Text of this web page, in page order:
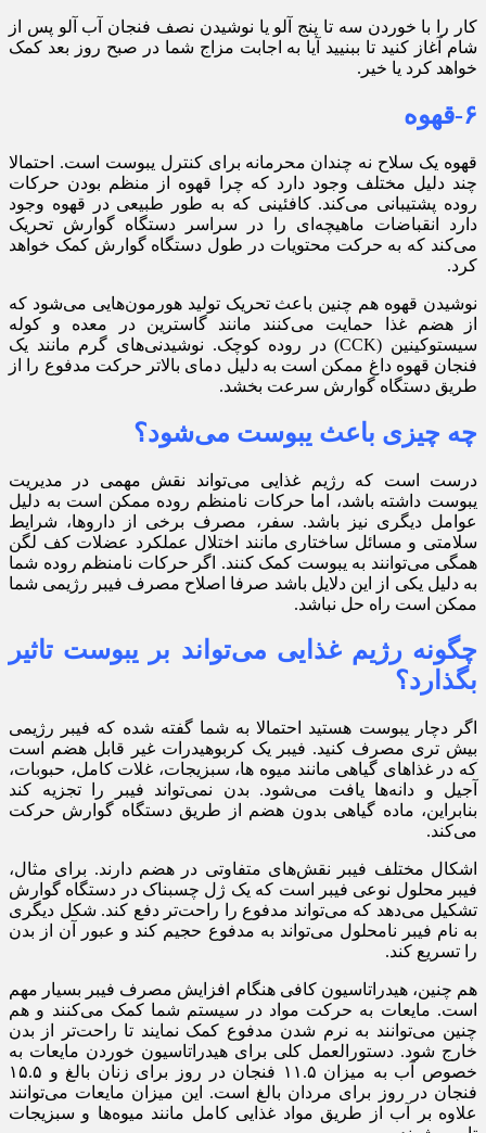
کار را با خوردن سه تا پنج آلو یا نوشیدن نصف فنجان آب آلو پس از
شام آغاز کنید تا ببنیید آیا به اجابت مزاج شما در صبح روز بعد کمک
خواهد کرد یا خیر.
۶-قهوه
قهوه یک سلاح نه چندان محرمانه برای کنترل یبوست است. احتمالا
چند دلیل مختلف وجود دارد که چرا قهوه از منظم بودن حرکات
روده پشتیبانی می‌کند. کافئینی که به طور طبیعی در قهوه وجود
دارد انقباضات ماهیچه‌ای را در سراسر دستگاه گوارش تحریک
می‌کند که به حرکت محتویات در طول دستگاه گوارش کمک خواهد
کرد.
نوشیدن قهوه هم چنین باعث تحریک تولید هورمون‌هایی می‌شود که
از هضم غذا حمایت می‌کنند مانند گاسترین در معده و کوله
سیستوکینین (CCK) در روده کوچک. نوشیدنی‌های گرم مانند یک
فنجان قهوه داغ ممکن است به دلیل دمای بالاتر حرکت مدفوع را از
طریق دستگاه گوارش سرعت بخشد.
چه چیزی باعث یبوست می‌شود؟
درست است که رژیم غذایی می‌تواند نقش مهمی در مدیریت
یبوست داشته باشد، اما حرکات نامنظم روده ممکن است به دلیل
عوامل دیگری نیز باشد. سفر، مصرف برخی از داروها، شرایط
سلامتی و مسائل ساختاری مانند اختلال عملکرد عضلات کف لگن
همگی می‌توانند به یبوست کمک کنند. اگر حرکات نامنظم روده شما
به دلیل یکی از این دلایل باشد صرفا اصلاح مصرف فیبر رژیمی شما
ممکن است راه حل نباشد.
چگونه رژیم غذایی می‌تواند بر یبوست تاثیر
بگذارد؟
اگر دچار یبوست هستید احتمالا به شما گفته شده که فیبر رژیمی
بیش تری مصرف کنید. فیبر یک کربوهیدرات غیر قابل هضم است
که در غذا‌های گیاهی مانند میوه ها، سبزیجات، غلات کامل، حبوبات،
آجیل و دانه‌ها یافت می‌شود. بدن نمی‌تواند فیبر را تجزیه کند
بنابراین، ماده گیاهی بدون هضم از طریق دستگاه گوارش حرکت
می‌کند.
اشکال مختلف فیبر نقش‌های متفاوتی در هضم دارند. برای مثال،
فیبر محلول نوعی فیبر است که یک ژل چسبناک در دستگاه گوارش
تشکیل می‌دهد که می‌تواند مدفوع را راحت‌تر دفع کند. شکل دیگری
به نام فیبر نامحلول می‌تواند به مدفوع حجیم کند و عبور آن از بدن
را تسریع کند.
هم چنین، هیدراتاسیون کافی هنگام افزایش مصرف فیبر بسیار مهم
است. مایعات به حرکت مواد در سیستم شما کمک می‌کنند و هم
چنین می‌توانند به نرم شدن مدفوع کمک نمایند تا راحت‌تر از بدن
خارج شود. دستورالعمل کلی برای هیدراتاسیون خوردن مایعات به
خصوص آب به میزان ۱۱.۵ فنجان در روز برای زنان بالغ و ۱۵.۵
فنجان در روز برای مردان بالغ است. این میزان مایعات می‌توانند
علاوه بر آب از طریق مواد غذایی کامل مانند میوه‌ها و سبزیجات